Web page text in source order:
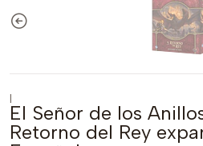
|
El Señor de los
Retorno del Rey